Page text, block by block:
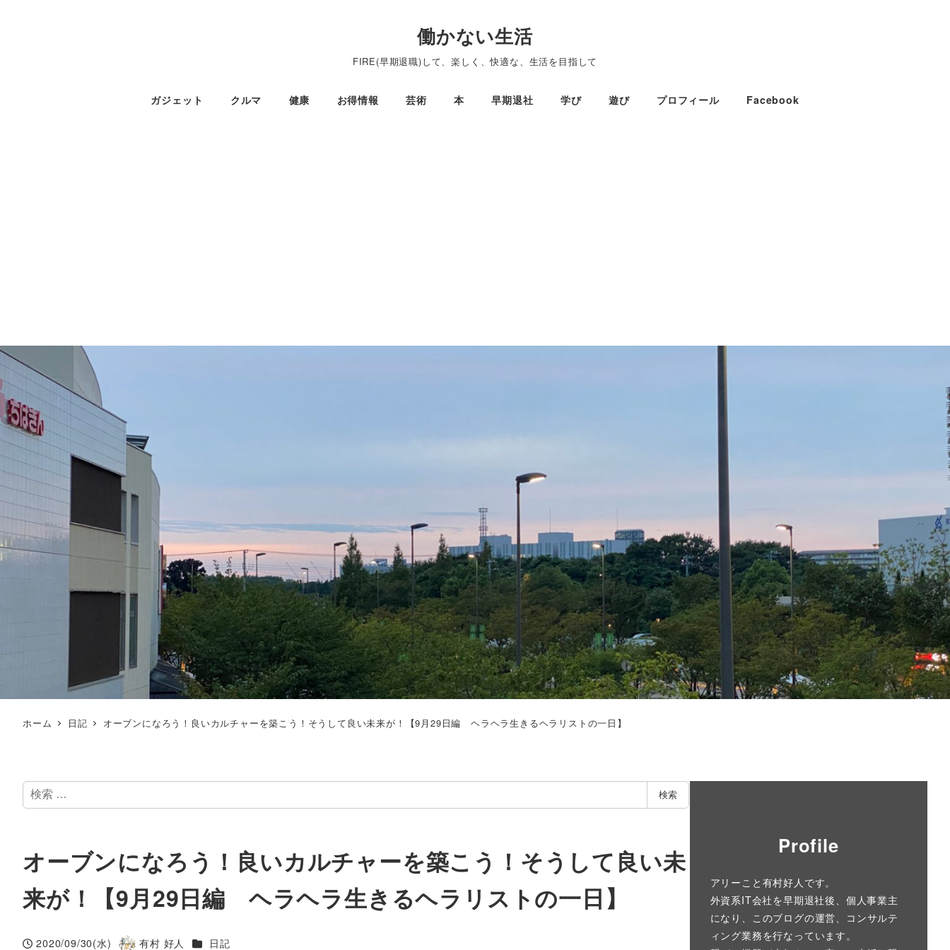
働かない生活
FIRE(早期退職)して、楽しく、快適な、生活を目指して
ガジェット クルマ 健康 お得情報 芸術 本 早期退社 学び 遊び プロフィール Facebook
ホーム 日記 オーブンになろう！良いカルチャーを築こう！そうして良い未来が！【9月29日編 ヘラヘラ生きるヘラリストの一日】
検
索
検索
オーブンになろう！良いカルチャーを築こう！そうして良い未
来が！【9月29日編 ヘラヘラ生きるヘラリストの一日】
2020/09/30(水) 有村 好人 カテゴリー
日記
Profile
アリーこと有村好人です。
外資系IT会社を早期退社後、個人事業主
になり、このブログの運営、コンサルテ
ィング業務を行なっています。